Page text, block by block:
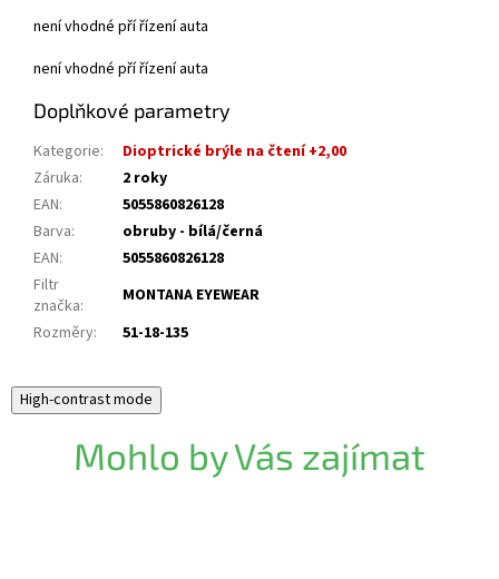
není vhodné pří řízení auta
není vhodné pří řízení auta
Doplňkové parametry
Kategorie:
Dioptrické brýle na čtení +2,00
Záruka:
2 roky
EAN:
5055860826128
Barva:
obruby - bílá/černá
EAN:
5055860826128
Filtr
značka:
MONTANA EYEWEAR
Rozměry: 51-18-135
High-contrast mode
Mohlo by Vás zajímat